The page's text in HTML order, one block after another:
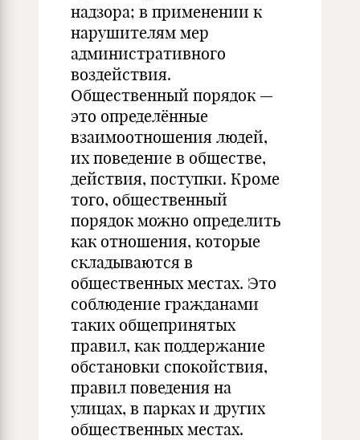
надзора; в применении к
нарушителям мер
административного
воздействия.
Общественный порядок —
это определённые
взаимоотношения людей,
их поведение в обществе,
действия, поступки. Кроме
того, общественный
порядок можно определить
как отношения, которые
складываются в
общественных местах. Это
соблюдение гражданами
таких общепринятых
правил, как поддержание
обстановки спокойствия,
правил поведения на
улицах, в парках и других
общественных местах.